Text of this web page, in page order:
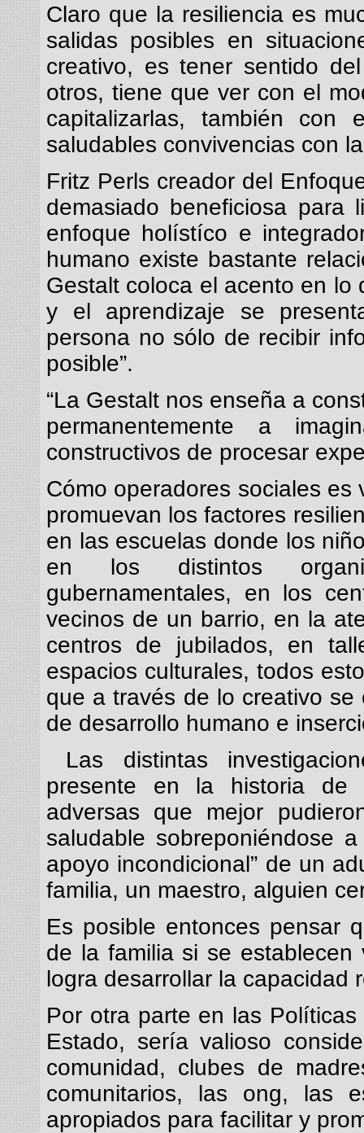
Claro que la resiliencia es
salidas posibles en
creativo, es tener sentido
otros, tiene que ver con el
capitalizarlas, también con
saludables convivencias con
Fritz Perls creador del
demasiado beneficiosa para
enfoque holístíco e
humano existe bastante
Gestalt coloca el acento en
y el aprendizaje se
persona no sólo de recibir
posible”.
“La Gestalt nos enseña a
permanentemente a
constructivos de procesar
Cómo operadores sociales
promuevan los factores
en las escuelas donde los
en los distintos
gubernamentales, en los
vecinos de un barrio, en la
centros de jubilados, en
espacios culturales, todos
que a través de lo creativo
de desarrollo humano e
Las distintas
presente en la historia de
adversas que mejor
saludable sobreponiéndose
apoyo incondicional” de un
familia, un maestro, alguien
Es posible entonces pensar
de la familia si se
logra desarrollar la capacidad
Por otra parte en las
Estado, sería valioso
comunidad, clubes de
comunitarios, las ong, las
apropiados para facilitar y